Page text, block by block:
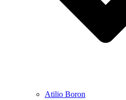
Atilio Boron